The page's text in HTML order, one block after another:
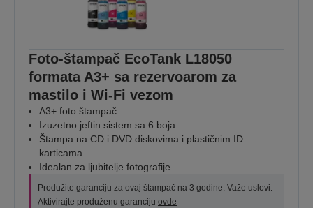
Foto-štampač EcoTank L18050
formata A3+ sa rezervoarom za
mastilo i Wi-Fi vezom
A3+ foto štampač
Izuzetno jeftin sistem sa 6 boja
Štampa na CD i DVD diskovima i plastičnim ID
karticama
Idealan za ljubitelje fotografije
Produžite garanciju za ovaj štampač na 3 godine. Važe uslovi.
Aktivirajte produženu garanciju ovde